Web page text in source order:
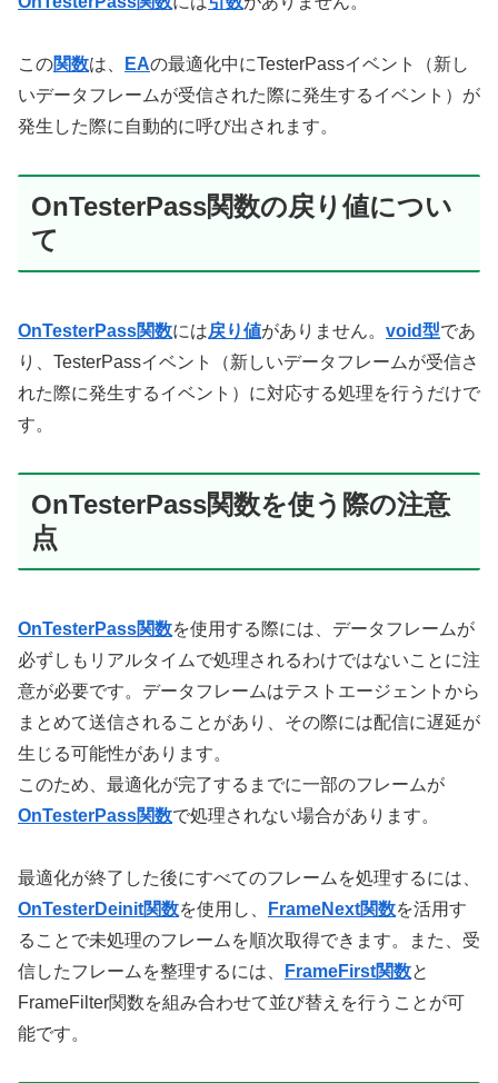
この関数は、 EAの最適化中にTesterPassイベント（新し
いデータフレームが受信された際に発生するイベント）が
発生した際に自動的に呼び出されます。
OnTesterPass関数の戻り値につい
て
OnTesterPass関数には戻り値がありません。 void型であ
り、TesterPassイベント（新しいデータフレームが受信さ
れた際に発生するイベント）に対応する処理を行うだけで
す。
OnTesterPass関数を使う際の注意
点
OnTesterPass関数を使用する際には、データフレームが
必ずしもリアルタイムで処理されるわけではないことに注
意が必要です。データフレームはテストエージェントから
まとめて送信されることがあり、その際には配信に遅延が
生じる可能性があります。
このため、最適化が完了するまでに一部のフレームが
OnTesterPass関数で処理されない場合があります。
最適化が終了した後にすべてのフレームを処理するには、
OnTesterDeinit関数を使用し、 FrameNext関数を活用す
ることで未処理のフレームを順次取得できます。また、受
信したフレームを整理するには、
FrameFirst関数と
FrameFilter関数を組み合わせて並び替えを行うことが可
能です。